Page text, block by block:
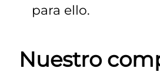
para ello.
Nuestro